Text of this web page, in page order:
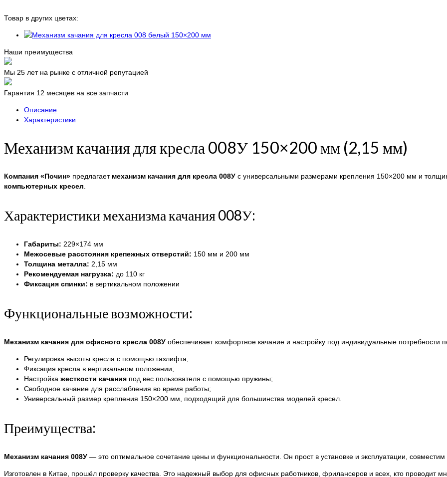
Товар в других цветах:
Наши преимущества
Мы 25 лет на рынке с отличной репутацией
Гарантия 12 месяцев на все запчасти
Описание
Характеристики
Механизм качания для кресла 008У 150×200 мм (2,15 мм)
Компания «Почин» предлагает механизм качания для кресла 008У с универсальными размерами крепления 150×200 мм и
компьютерных кресел
Характеристики механизма качания 008У:
Габариты: 229×174 мм
Межосевые расстояния крепежных отверстий: 150 мм и 200 мм
Толщина металла: 2,15 мм
Рекомендуемая нагрузка: до 110 кг
Фиксация спинки: в вертикальном положении
Функциональные возможности:
Механизм качания для офисного кресла 008У обеспечивает комфортное качание и настройку под индивидуальные потребности
Регулировка высоты кресла с помощью газлифта;
Фиксация кресла в вертикальном положении;
Настройка жесткости качания под вес пользователя с помощью пружины;
Свободное качание для расслабления во время работы;
Универсальный размер крепления 150×200 мм, подходящий для большинства моделей кресел.
Преимущества:
Механизм качания 008У — это оптимальное сочетание цены и функциональности. Он прост в установке и эксплуатации,
Изготовлен в Китае, прошёл проверку качества. Это надежный выбор для офисных работников, фрилансеров и всех, кто проводит